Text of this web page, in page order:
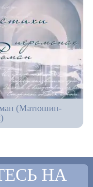
(Матюшин-
НА